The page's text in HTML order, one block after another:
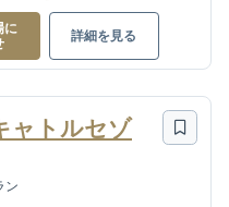
に
詳細を見る
ャトルセゾ
ン